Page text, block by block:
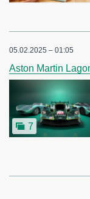
05.02.2025 – 01:05
Aston Martin
7